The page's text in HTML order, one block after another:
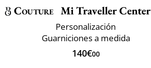
Couture Mi Traveller Center Dent
Personalización
Guarniciones a medida
140€00